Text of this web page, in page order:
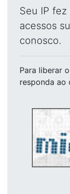
Seu IP
acessos
conosco.
Para liberar
responda ao